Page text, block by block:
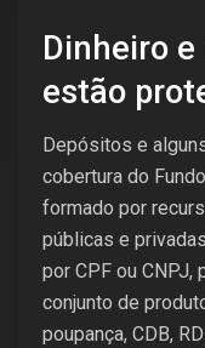
Dinheiro
estão
Depósitos e
cobertura do
formado por
públicas e
por CPF ou CNPJ,
conjunto de
poupança, CDB,